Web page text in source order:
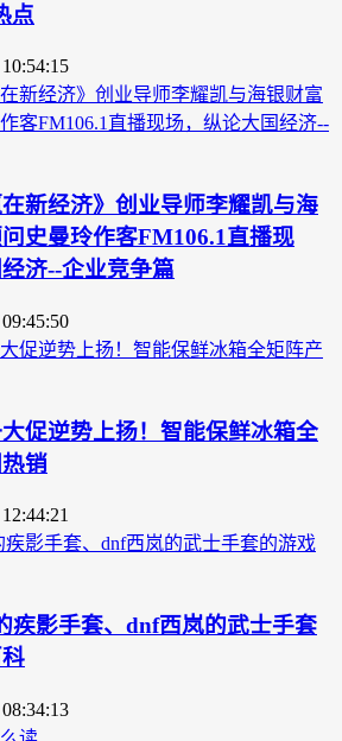
点
新经济》创业导师李耀凯与海
史曼玲作客FM106.1直播现
济--企业竞争篇
促逆势上扬！智能保鲜冰箱全
销
疾影手套、dnf西岚的武士手套